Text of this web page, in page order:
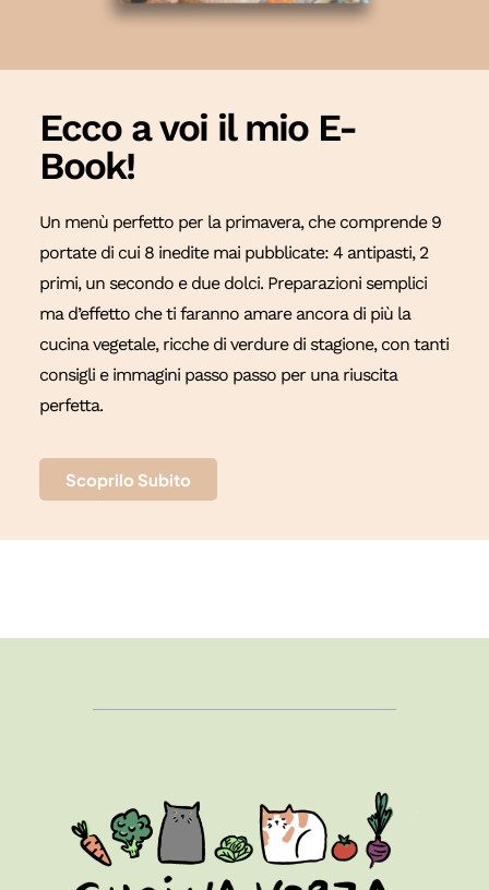
Ecco a voi il mio E-
Book!
Un menù perfetto per la primavera, che comprende 9
portate di cui 8 inedite mai pubblicate: 4 antipasti, 2
primi, un secondo e due dolci. Preparazioni semplici
ma d’effetto che ti faranno amare ancora di più la
cucina vegetale, ricche di verdure di stagione, con tanti
consigli e immagini passo passo per una riuscita
perfetta.
Scoprilo Subito